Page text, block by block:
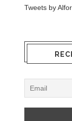
Tweets by